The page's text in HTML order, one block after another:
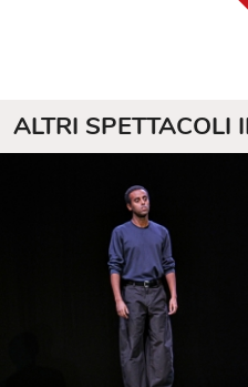
ALTRI SPETTACOLI